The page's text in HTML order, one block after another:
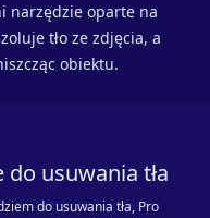
narzędzie oparte na
tło ze zdjęcia, a
obiektu.
usuwania tła
do usuwania tła, Pro